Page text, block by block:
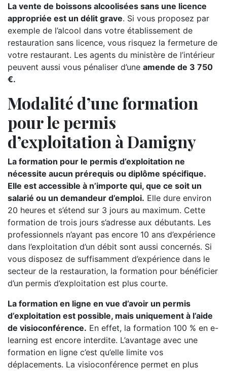
La vente de boissons alcoolisées sans une licence
appropriée est un délit grave. Si vous proposez par
exemple de l’alcool dans votre établissement de
restauration sans licence, vous risquez la fermeture de
votre restaurant. Les agents du ministère de l’intérieur
peuvent aussi vous pénaliser d’une amende de 3 750
€.
Modalité d’une formation
pour le permis
d’exploitation à Damigny
La formation pour le permis d’exploitation ne
nécessite aucun prérequis ou diplôme spécifique.
Elle est accessible à n’importe qui, que ce soit un
salarié ou un demandeur d’emploi. Elle dure environ
20 heures et s’étend sur 3 jours au maximum. Cette
formation de trois jours s’adresse aux débutants. Les
professionnels n’ayant pas encore 10 ans d’expérience
dans l’exploitation d’un débit sont aussi concernés. Si
vous disposez de suffisamment d’expérience dans le
secteur de la restauration, la formation pour bénéficier
d’un permis d’exploitation est plus courte.
La formation en ligne en vue d’avoir un permis
d’exploitation est possible, mais uniquement à l’aide
de visioconférence. En effet, la formation 100 % en e-
learning est encore interdite. L’avantage avec une
formation en ligne c’est qu’elle limite vos
déplacements. La visioconférence permet en plus